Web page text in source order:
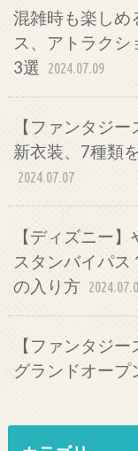
混雑時も楽しめ
ス、アトラクシ
3選
2024.07.09
【ファンタジ
新衣装、7種類
2024.07.07
【ディズニー
スタンバイパ
の入り方
【ファンタジ
グランドオープ